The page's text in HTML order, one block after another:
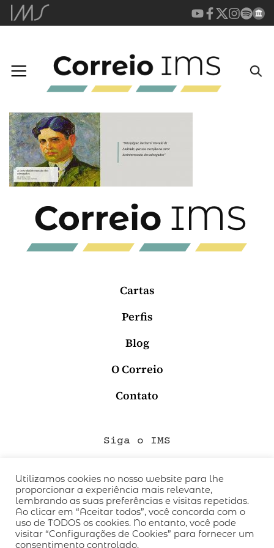
Cartas
Perfis
Blog
O Correio
Contato
Siga o IMS
QUEM SOMOS
CÓDIGO DE CONDUTA
POLÍTICA DE PRIVACIDADE
TERMOS DE USO
Utilizamos cookies no nosso website para lhe
proporcionar a experiência mais relevante,
lembrando as suas preferências e visitas repetidas.
Ao clicar em “Aceitar todos”, você concorda com o
uso de TODOS os cookies. No entanto, você pode
visitar “Configurações de Cookies” para fornecer um
consentimento controlado.